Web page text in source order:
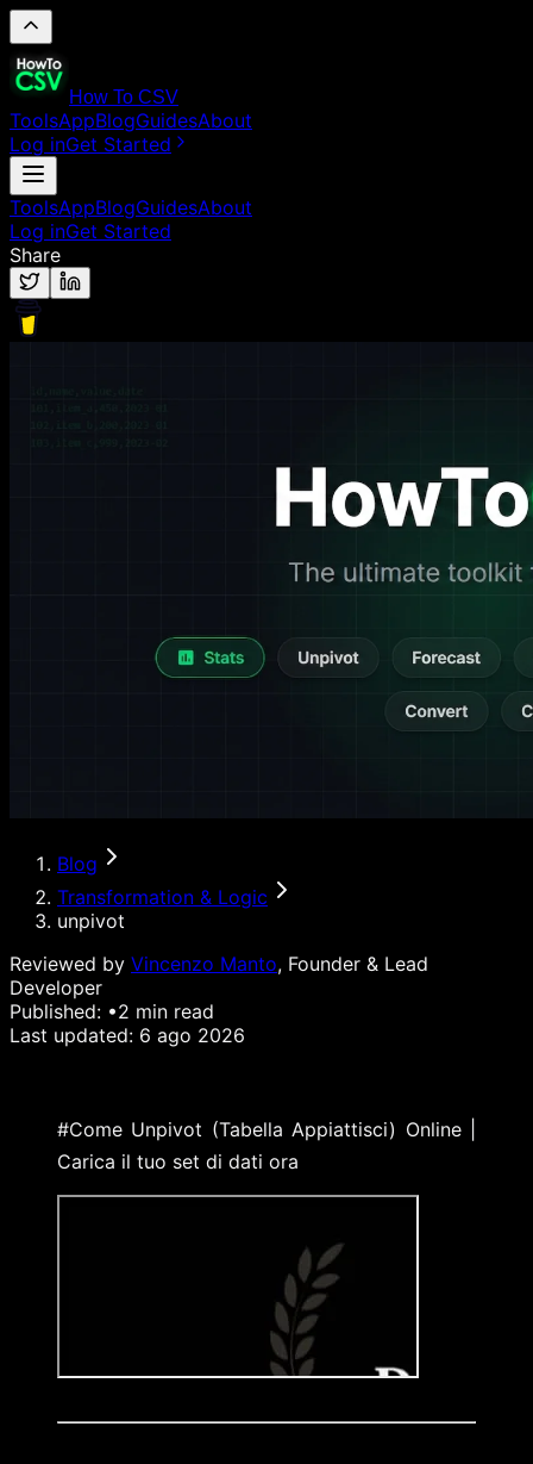
How To CSV
ToolsAppBlogGuidesAbout
Log inGet Started
ToolsAppBlogGuidesAbout
Log inGet Started
Share
Blog
Transformation & Logic
unpivot
Reviewed by Vincenzo Manto, Founder & Lead
Developer
Published: •2 min read
Last updated: 6 ago 2026
#Come Unpivot (Tabella Appiattisci) Online |
Carica il tuo set di dati ora